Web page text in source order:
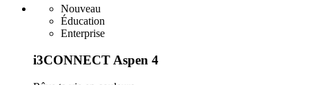
Nouveau
Éducation
Enterprise
i3CONNECT Aspen 4